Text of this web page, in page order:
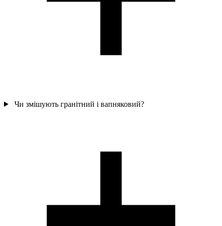
Чи змішують гранітний і вапняковий?